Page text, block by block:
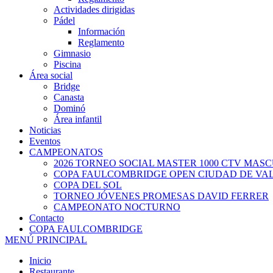
Actividades dirigidas
Pádel
Información
Reglamento
Gimnasio
Piscina
Área social
Bridge
Canasta
Dominó
Área infantil
Noticias
Eventos
CAMPEONATOS
2026 TORNEO SOCIAL MASTER 1000 CTV
COPA FAULCOMBRIDGE OPEN CIUDAD DE
COPA DEL SOL
TORNEO JÓVENES PROMESAS DAVID FERRER
CAMPEONATO NOCTURNO
Contacto
COPA FAULCOMBRIDGE
MENÚ PRINCIPAL
Inicio